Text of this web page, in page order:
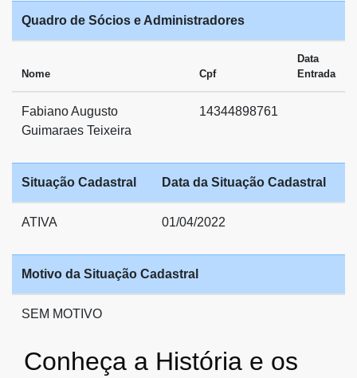
Quadro de Sócios e Administradores
Nome Cpf
Data
Entrada
Fabiano Augusto
Guimaraes Teixeira
14344898761
Situação Cadastral Data da Situação Cadastral
ATIVA 01/04/2022
Motivo da Situação Cadastral
SEM MOTIVO
Conheça a História e os